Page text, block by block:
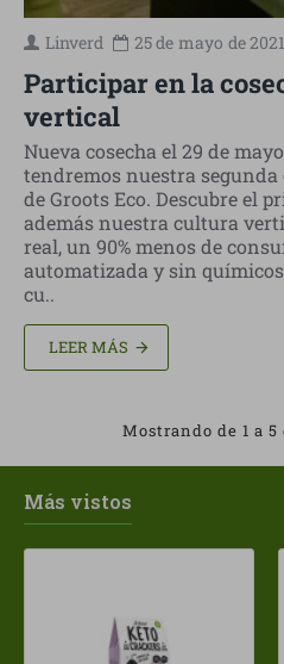
Linverd 25 de mayo de 2021
Participar en la
vertical
Nueva cosecha el 29 de
tendremos nuestra segunda
de Groots Eco. Descubre el
además nuestra cultura
real, un 90% menos de
automatizada y sin
cu..
LEER MÁS
Mostrando de 1 a 5
Más vistos